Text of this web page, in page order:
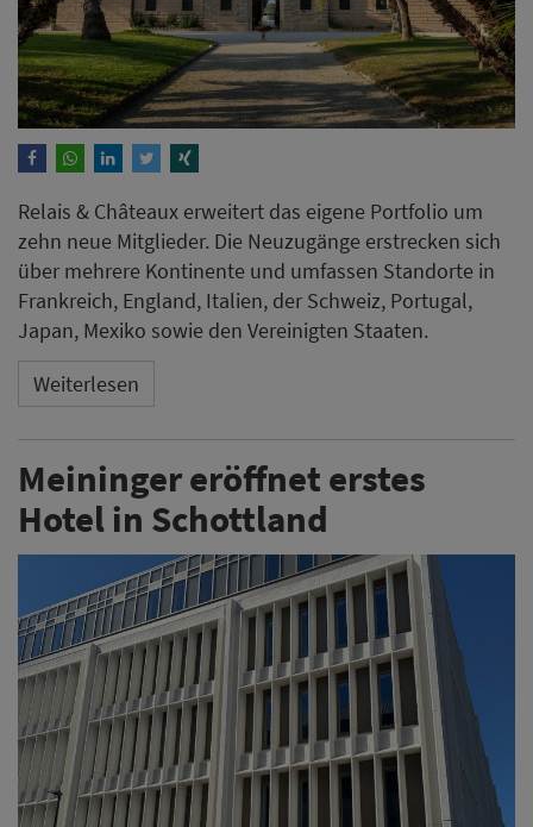
Relais & Châteaux erweitert das eigene Portfolio um
zehn neue Mitglieder. Die Neuzugänge erstrecken sich
über mehrere Kontinente und umfassen Standorte in
Frankreich, England, Italien, der Schweiz, Portugal,
Japan, Mexiko sowie den Vereinigten Staaten.
Weiterlesen
Meininger eröffnet erstes
Hotel in Schottland